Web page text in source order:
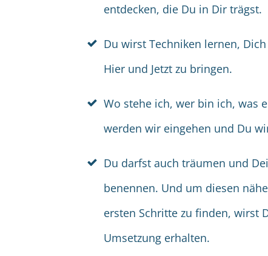
entdecken, die Du in Dir trägst.
Du wirst Techniken lernen,
Hier und Jetzt zu bringen.
Wo stehe ich, wer bin ich, was
werden wir eingehen und Du
Du darfst auch träumen und
benennen. Und um diesen
ersten Schritte zu finden, wirst
Umsetzung erhalten.